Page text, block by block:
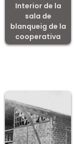
Interior de la
sala de
blanqueig de la
cooperativa